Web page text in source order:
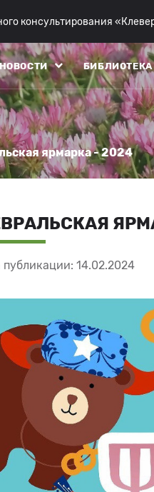
консультирования
БИБЛИОТЕКА
ярмарка - 2024
публикации: 14.02.2024